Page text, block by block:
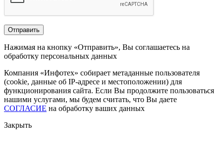
Нажимая на кнопку «Отправить», Вы соглашаетесь на
обработку персональных данных
Компания «Инфотех» собирает метаданные пользователя
(cookie, данные об IP-адресе и местоположении) для
функционирования сайта. Если Вы продолжите пользоваться
нашими услугами, мы будем считать, что Вы даете
СОГЛАСИЕ на обработку ваших данных
Закрыть